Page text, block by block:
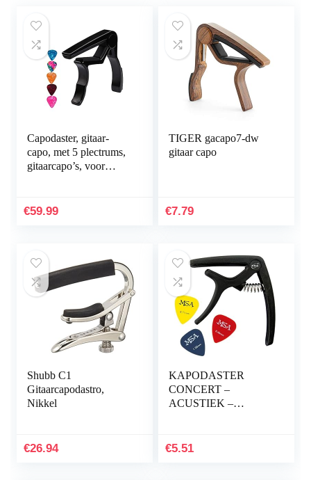
Capodaster, gitaar-
capo, met 5 plectrums,
gitaarcapo’s, voor
ukelele
€59.99
TIGER gacapo7-dw
gitaar capo
€7.79
Shubb C1
Gitaarcapodastro,
Nikkel
€26.94
KAPODASTER
CONCERT –
ACUSTIEK –
CLASSIC KAPO
€5.51